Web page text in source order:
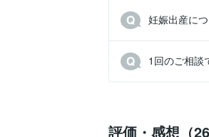
妊娠出産に
1回のご相談
評価・感想（